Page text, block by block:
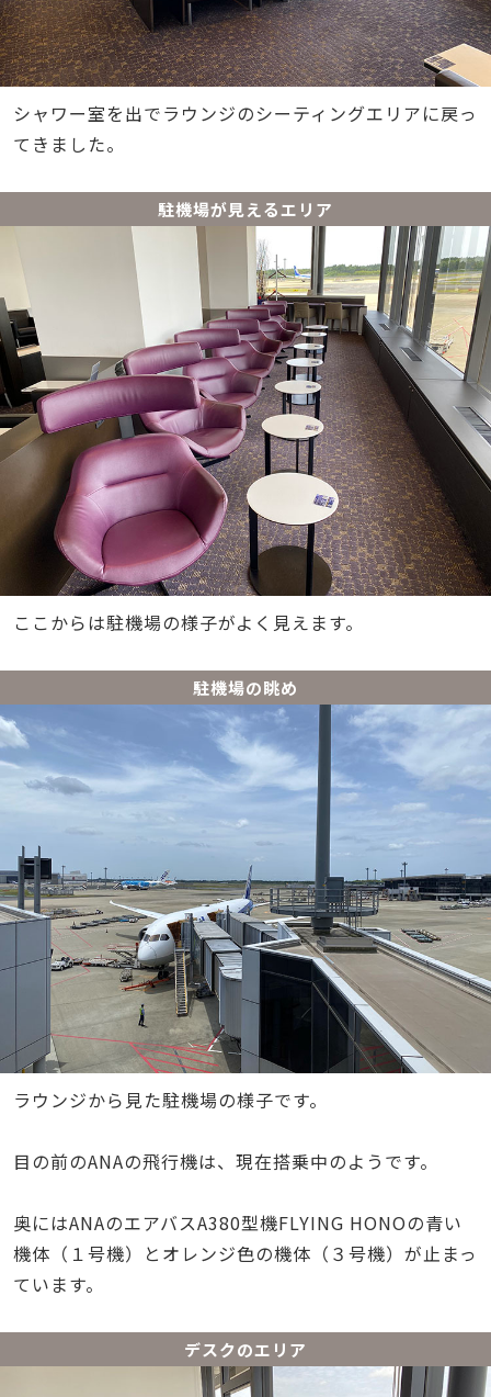
シャワー室を出でラウンジのシーティングエリアに戻っ
てきました。
駐機場が見えるエリア
ここからは駐機場の様子がよく見えます。
駐機場の眺め
ラウンジから見た駐機場の様子です。
目の前のANAの飛行機は、現在搭乗中のようです。
奥にはANAのエアバスA380型機FLYING HONOの青い
機体（１号機）とオレンジ色の機体（３号機）が止まっ
ています。
デスクのエリア